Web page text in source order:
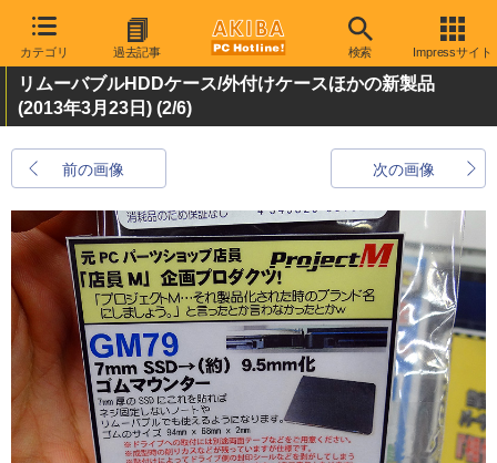
カテゴリ 過去記事 検索 Impressサイト
リムーバブルHDDケース/外付けケースほかの新製品
(2013年3月23日) (2/6)
前の画像 次の画像